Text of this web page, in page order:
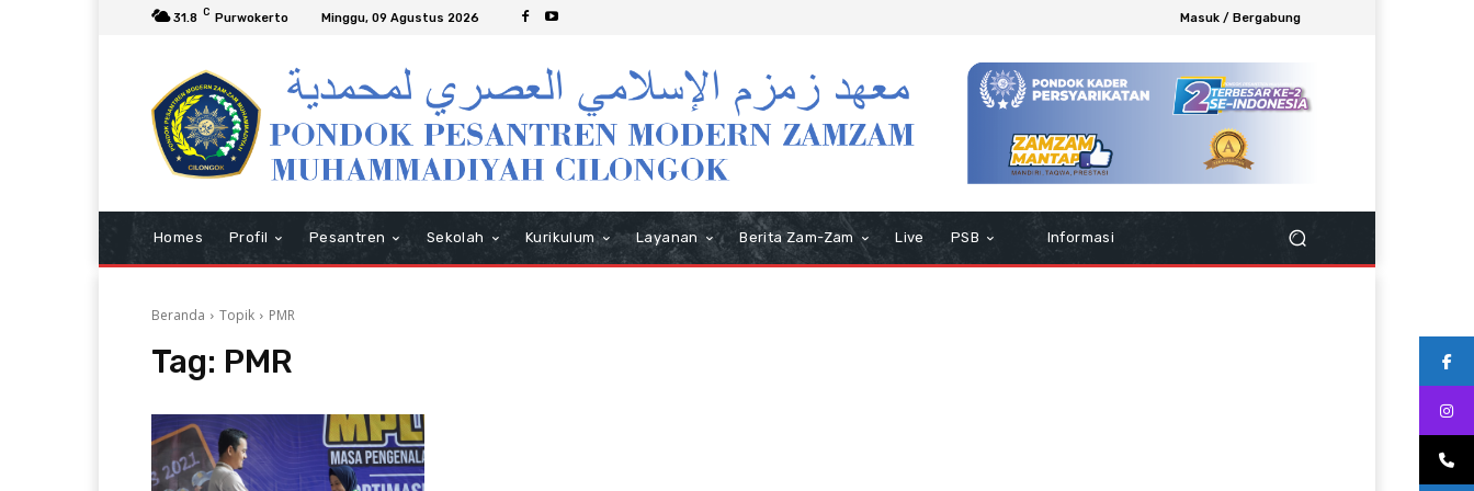
31.8 C Purwokerto Minggu, 09 Agustus 2026 Masuk / Bergabung
Homes Profil Pesantren Sekolah Kurikulum Layanan Berita Zam-Zam Live PSB Informasi
Beranda Topik PMR
Tag: PMR